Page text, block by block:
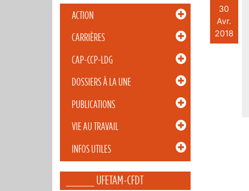
ACTION
CARRIÈRES
CAP-CCP-LDG
DOSSIERS À LA UNE
PUBLICATIONS
VIE AU TRAVAIL
INFOS UTILES
_____ UFETAM-CFDT
30
Avr.
2018